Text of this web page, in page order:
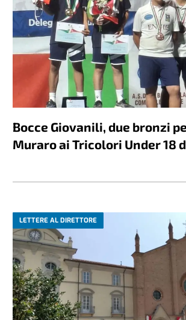
Bocce Giovanili, due bronzi
Muraro ai Tricolori Under 18
LETTERE AL DIRETTORE